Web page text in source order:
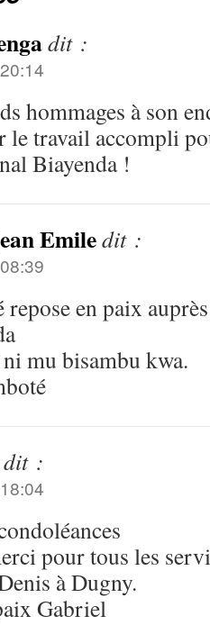
dit :
hommages à son
le travail accompli
Biayenda !
Emiledit :
en paix
mu bisambu kwa.
dit :
pour tous les
à Dugny.
Gabriel